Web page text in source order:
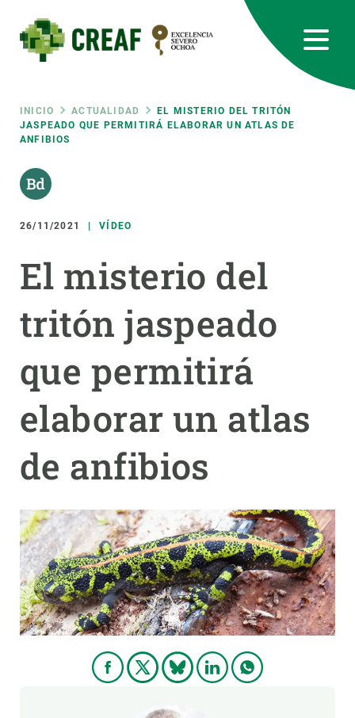
contenido
principal
Ruta
de
navegación
INICIO ACTUALIDAD
EL MISTERIO DEL TRITÓN
JASPEADO QUE PERMITIRÁ ELABORAR UN ATLAS DE
ANFIBIOS
26/11/2021 VÍDEO
El misterio del
tritón jaspeado
que permitirá
elaborar un atlas
de anfibios
RRSS
Featured
responsive
Responsive
menu
INVESTIGACIÓN
CIENCIA EN ACCIÓN
PARTICIPA
NOTICIAS Y AGENDA